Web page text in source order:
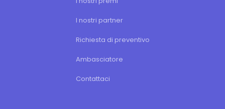
I nostri partner
Richiesta di preventivo
Ambasciatore
Contattaci